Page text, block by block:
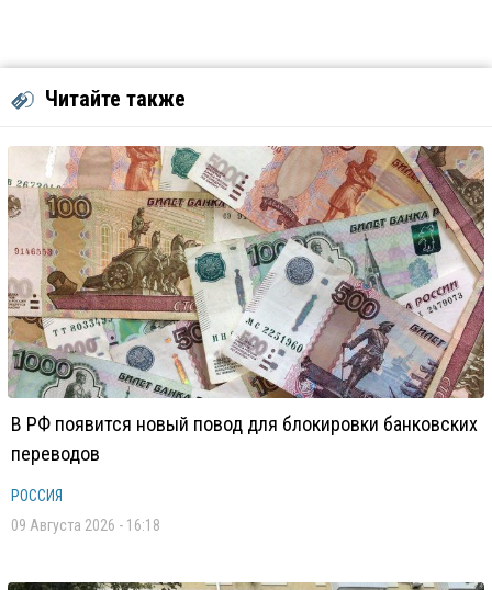
Читайте также
В РФ появится новый повод для блокировки банковских
переводов
РОССИЯ
09 Августа 2026 - 16:18